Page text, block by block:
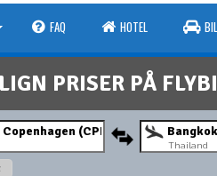
FAQ HOTEL
PRISER PÅ
Thailand